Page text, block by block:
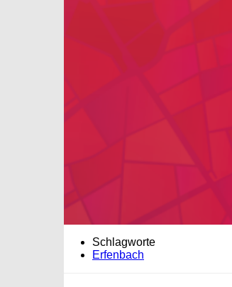
Schlagworte
Erfenbach